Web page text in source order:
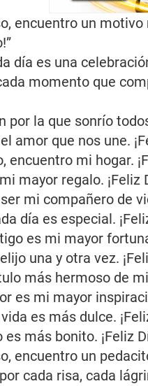
encuentro un
día es una
momento que
por la que sonrío
amor que nos une.
encuentro mi hogar.
mayor regalo. ¡Feliz
mi compañero de
día es especial.
es mi mayor
una y otra vez.
más hermoso de
es mi mayor
es más dulce.
es más bonito. ¡Feliz
encuentro un
cada risa, cada